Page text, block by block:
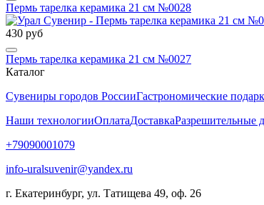
Пермь тарелка керамика 21 см №0028
430 руб
Пермь тарелка керамика 21 см №0027
Каталог
Сувениры городов РоссииГастрономические
Наши технологииОплатаДоставкаРазрешительные
+79090001079
info-uralsuvenir@yandex.ru
г. Екатеринбург, ул. Татищева 49, оф. 26